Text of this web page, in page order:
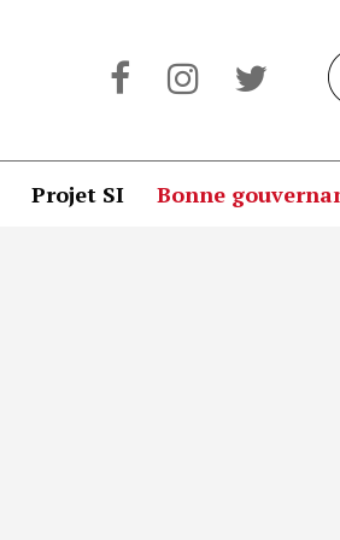
Projet SI Bonne